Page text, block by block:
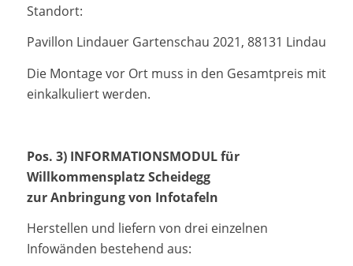
Standort:
Pavillon Lindauer Gartenschau 2021, 88131 Lindau
Die Montage vor Ort muss in den Gesamtpreis mit
einkalkuliert werden.
Pos. 3) INFORMATIONSMODUL für
Willkommensplatz Scheidegg
zur Anbringung von Infotafeln
Herstellen und liefern von drei einzelnen
Infowänden bestehend aus: